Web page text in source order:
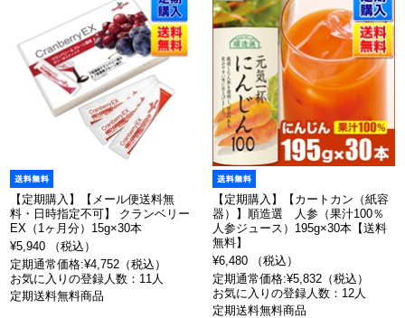
【定期購入】【メール便送料無
料・日時指定不可】 クランベリー
EX（1ヶ月分）15g×30本
¥5,940 （税込）
定期通常価格:¥4,752（税込）
お気に入りの登録人数：11人
定期送料無料商品
【定期購入】【カートカン（紙容
器）】順造選 人参（果汁100％
人参ジュース）195g×30本【送料
無料】
¥6,480 （税込）
定期通常価格:¥5,832（税込）
お気に入りの登録人数：12人
定期送料無料商品